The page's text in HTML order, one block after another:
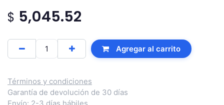
$ 5,045.52
Agregar al carrito
Términos y condiciones
Garantía de devolución de 30 días